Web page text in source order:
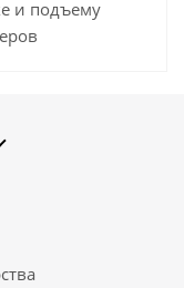
и подъему